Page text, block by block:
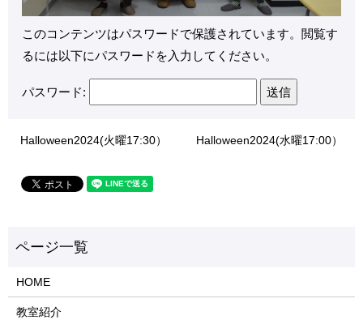
このコンテンツはパスワードで保護されています。閲覧す
るには以下にパスワードを入力してください。
パスワード:
Halloween2024(火曜17:30） Halloween2024(水曜17:00）
HOME
教室紹介